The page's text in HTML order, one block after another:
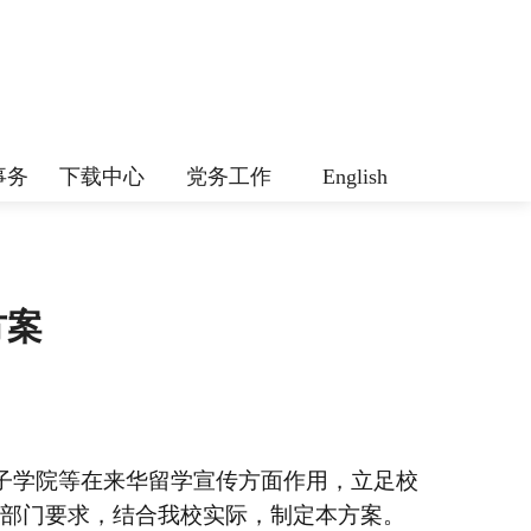
务 下载中心 党务工作 English
案
院等在来华留学宣传方面作用，立足校
门要求，结合我校实际，制定本方案。